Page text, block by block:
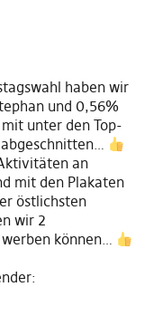
haben wir
und 0,56%
unter den Top-
an
mit den Plakaten
östlichsten
wir 2
können…